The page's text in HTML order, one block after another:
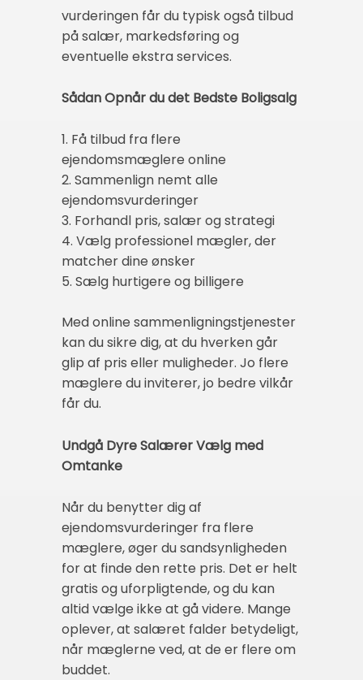
vurderingen får du typisk også tilbud
på salær, markedsføring og
eventuelle ekstra services.
Sådan Opnår du det Bedste Boligsalg
1. Få tilbud fra flere
ejendomsmæglere online
2. Sammenlign nemt alle
ejendomsvurderinger
3. Forhandl pris, salær og strategi
4. Vælg professionel mægler, der
matcher dine ønsker
5. Sælg hurtigere og billigere
Med online sammenligningstjenester
kan du sikre dig, at du hverken går
glip af pris eller muligheder. Jo flere
mæglere du inviterer, jo bedre vilkår
får du.
Undgå Dyre Salærer Vælg med
Omtanke
Når du benytter dig af
ejendomsvurderinger fra flere
mæglere, øger du sandsynligheden
for at finde den rette pris. Det er helt
gratis og uforpligtende, og du kan
altid vælge ikke at gå videre. Mange
oplever, at salæret falder betydeligt,
når mæglerne ved, at de er flere om
buddet.